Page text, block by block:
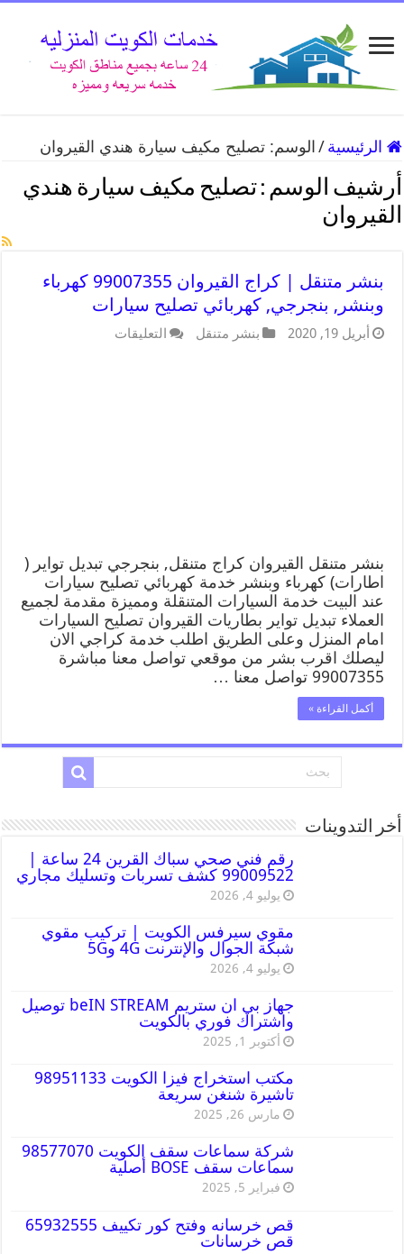
الرئيسية / الوسم:تصليح مكيف سيارة هندي القيروان
أرشيف الوسم :تصليح مكيف سيارة هندي
القيروان
بنشر متنقل | كراج القيروان 99007355 كهرباء
وبنشر, بنجرجي, كهربائي تصليح سيارات
أبريل 19, 2020 بنشر متنقل التعليقات
بنشر متنقل القيروان كراج متنقل, بنجرجي تبديل تواير (
اطارات) كهرباء وبنشر خدمة كهربائي تصليح سيارات
عند البيت خدمة السيارات المتنقلة ومميزة مقدمة لجميع
العملاء تبديل تواير بطاريات القيروان تصليح السيارات
امام المنزل وعلى الطريق اطلب خدمة كراجي الان
ليصلك اقرب بشر من موقعي تواصل معنا مباشرة
99007355 تواصل معنا …
أكمل القراءة »
أخر التدوينات
رقم فني صحي سباك القرين 24 ساعة |
99009522 كشف تسربات وتسليك مجاري
يوليو 4, 2026
مقوي سيرفس الكويت | تركيب مقوي
شبكة الجوال والإنترنت 4G و5G
يوليو 4, 2026
جهاز بي ان ستريم beIN STREAM توصيل
واشتراك فوري بالكويت
أكتوبر 1, 2025
مكتب استخراج فيزا الكويت 98951133
تاشيرة شنغن سريعة
مارس 26, 2025
شركة سماعات سقف الكويت 98577070
سماعات سقف BOSE أصلية
فبراير 5, 2025
قص خرسانه وفتح كور تكييف 65932555
قص خرسانات